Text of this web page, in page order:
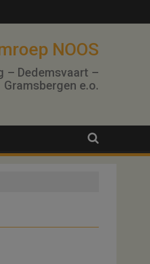
NOOS
– Dedemsvaart –
Gramsbergen e.o.